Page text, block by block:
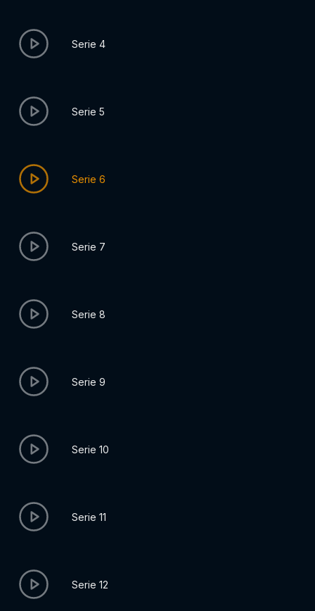
Serie 4
Serie 5
Serie 6
Serie 7
Serie 8
Serie 9
Serie 10
Serie 11
Serie 12